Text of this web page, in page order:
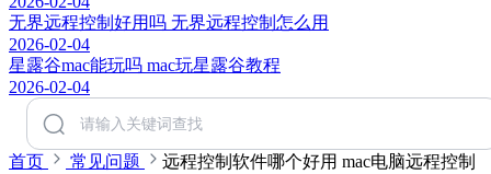
无界远程控制好用吗 无界远程控制怎么用
2026-02-04
星露谷mac能玩吗 mac玩星露谷教程
2026-02-04
首页 常见问题
远程控制软件哪个好用 mac电脑远程控制